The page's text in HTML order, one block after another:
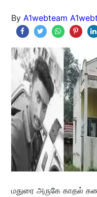
By A1webteam
மதுரை அருகே காதல்